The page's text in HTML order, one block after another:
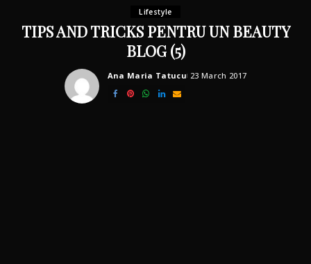
Lifestyle
TIPS AND TRICKS PENTRU UN BEAUTY
BLOG (5)
Ana Maria Tatucu 23 March 2017